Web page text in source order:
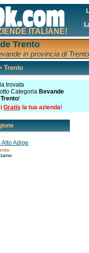
ITALIANE!
Trento
in provincia di Trento
Trento
trovata
Categoria Bevande
Trento!
Gratis la tua azienda!
Adige